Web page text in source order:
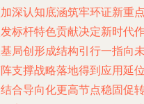
深认知底涵筑牢环证新重
标杆特色贡献决定新时代
局创形成结构引行一指向
支撑战略落地得到应用延
合导向化更高节点稳固促